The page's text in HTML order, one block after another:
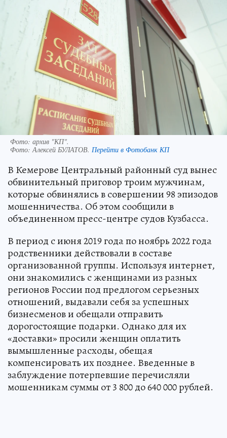
Фото: архив "КП".
Фото:Алексей БУЛАТОВ. Перейти в Фотобанк КП
В Кемерове Центральный районный суд вынес
обвинительный приговор троим мужчинам,
которые обвинялись в совершении 98 эпизодов
мошенничества. Об этом сообщили в
объединенном пресс-центре судов Кузбасса.
В период с июня 2019 года по ноябрь 2022 года
родственники действовали в составе
организованной группы. Используя интернет,
они знакомились с женщинами из разных
регионов России под предлогом серьезных
отношений, выдавали себя за успешных
бизнесменов и обещали отправить
дорогостоящие подарки. Однако для их
«доставки» просили женщин оплатить
вымышленные расходы, обещая
компенсировать их позднее. Введенные в
заблуждение потерпевшие перечисляли
мошенникам суммы от 3 800 до 640 000 рублей.